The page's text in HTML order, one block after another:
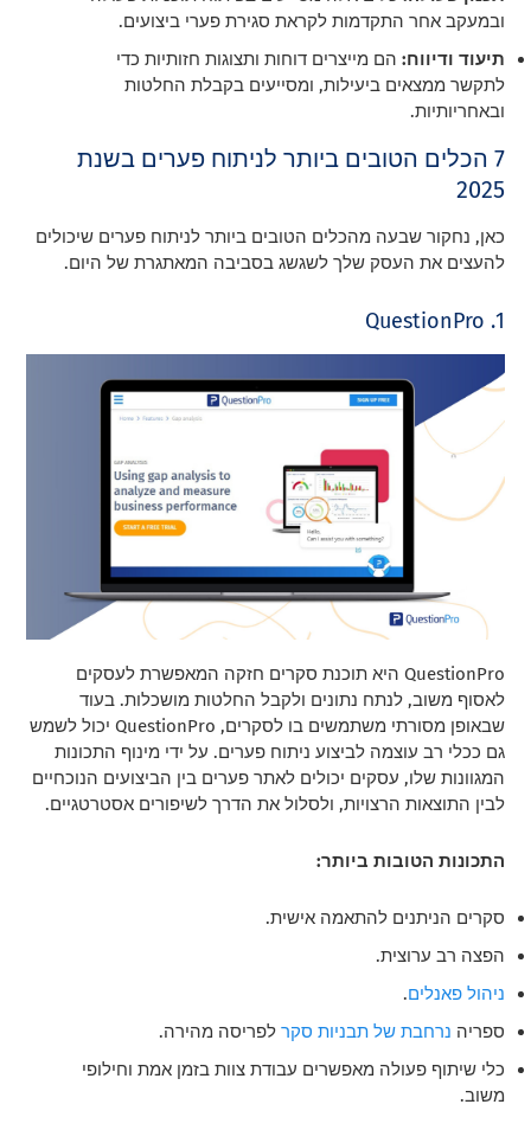
ובמעקב אחר התקדמות לקראת סגירת פערי ביצועים.
תיעוד ודיווח: הם מייצרים דוחות ותצוגות חזותיות כדי
לתקשר ממצאים ביעילות, ומסייעים בקבלת החלטות
ובאחריותיות.
7 הכלים הטובים ביותר לניתוח פערים בשנת
2025
כאן, נחקור שבעה מהכלים הטובים ביותר לניתוח פערים שיכולים
להעצים את העסק שלך לשגשג בסביבה המאתגרת של היום.
1. QuestionPro
QuestionPro היא תוכנת סקרים חזקה המאפשרת לעסקים
לאסוף משוב, לנתח נתונים ולקבל החלטות מושכלות. בעוד
שבאופן מסורתי משתמשים בו לסקרים, QuestionPro יכול לשמש
גם ככלי רב עוצמה לביצוע ניתוח פערים. על ידי מינוף התכונות
המגוונות שלו, עסקים יכולים לאתר פערים בין הביצועים הנוכחיים
לבין התוצאות הרצויות, ולסלול את הדרך לשיפורים אסטרטגיים.
התכונות הטובות ביותר:
סקרים הניתנים להתאמה אישית.
הפצה רב ערוצית.
ניהול פאנלים.
ספריה נרחבת של תבניות סקר לפריסה מהירה.
כלי שיתוף פעולה מאפשרים עבודת צוות בזמן אמת וחילופי
משוב.